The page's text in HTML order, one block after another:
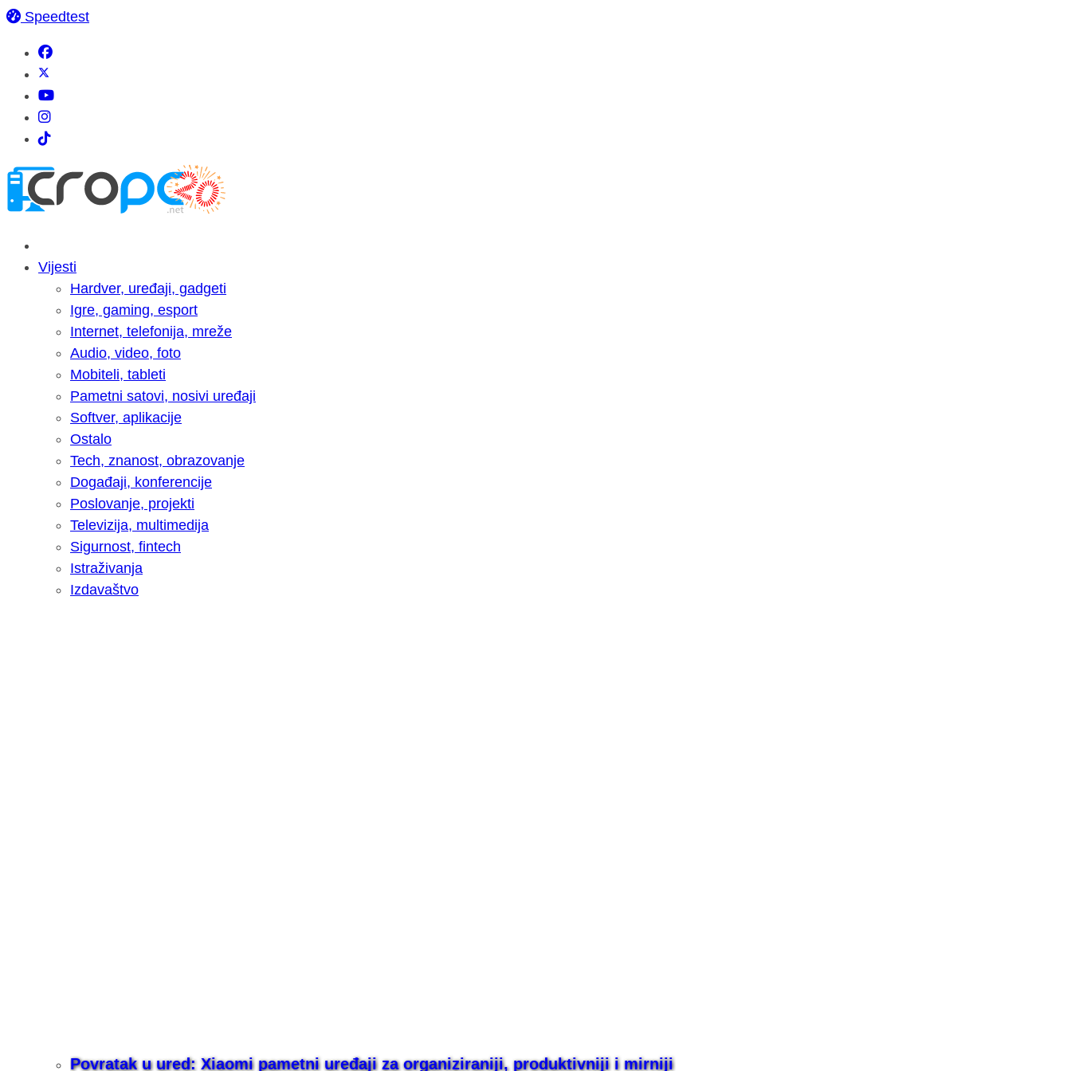
Speedtest
Vijesti
Hardver, uređaji, gadgeti
Igre, gaming, esport
Internet, telefonija, mreže
Audio, video, foto
Mobiteli, tableti
Pametni satovi, nosivi uređaji
Softver, aplikacije
Ostalo
Tech, znanost, obrazovanje
Događaji, konferencije
Poslovanje, projekti
Televizija, multimedija
Sigurnost, fintech
Istraživanja
Izdavaštvo
Povratak u ured: Xiaomi pametni uređaji za organiziraniji, produktivniji i mirniji